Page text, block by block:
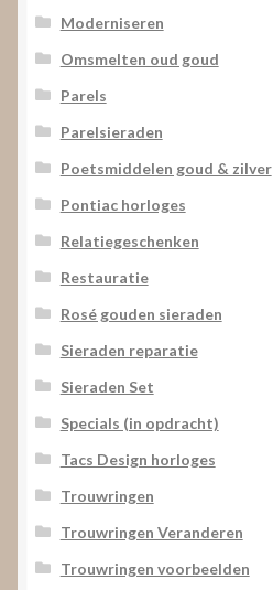
Moderniseren
Omsmelten oud goud
Parels
Parelsieraden
Poetsmiddelen goud & zilver
Pontiac horloges
Relatiegeschenken
Restauratie
Rosé gouden sieraden
Sieraden reparatie
Sieraden Set
Specials (in opdracht)
Tacs Design horloges
Trouwringen
Trouwringen Veranderen
Trouwringen voorbeelden